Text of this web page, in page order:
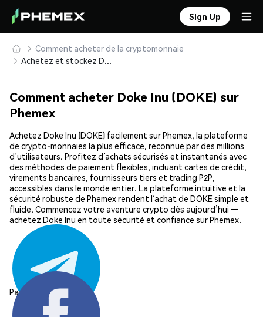
Sign Up
Comment acheter de la cryptomonnaie
Achetez et stockez Doke Inu (DOKE) en toute sécurité
Comment acheter Doke Inu (DOKE) sur
Phemex
Achetez Doke Inu (DOKE) facilement sur Phemex, la plateforme
de crypto-monnaies la plus efficace, reconnue par des millions
d’utilisateurs. Profitez d’achats sécurisés et instantanés avec
des méthodes de paiement flexibles, incluant cartes de crédit,
virements bancaires, fournisseurs tiers et trading P2P,
accessibles dans le monde entier. La plateforme intuitive et la
sécurité robuste de Phemex rendent l’achat de DOKE simple et
fluide. Commencez votre aventure crypto dès aujourd’hui —
achetez Doke Inu en toute sécurité et confiance sur Phemex.
Partager: